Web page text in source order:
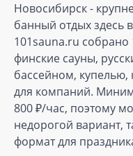
Новосибирск -
банный отдых здесь
101sauna.ru собрано
финские сауны,
бассейном,
для компаний.
800 ₽/час, поэтому
недорогой вариант,
формат для